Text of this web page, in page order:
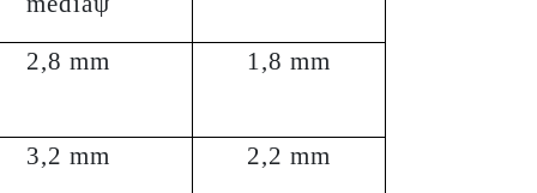
2,8 mm 1,8 mm
3,2 mm 2,2 mm